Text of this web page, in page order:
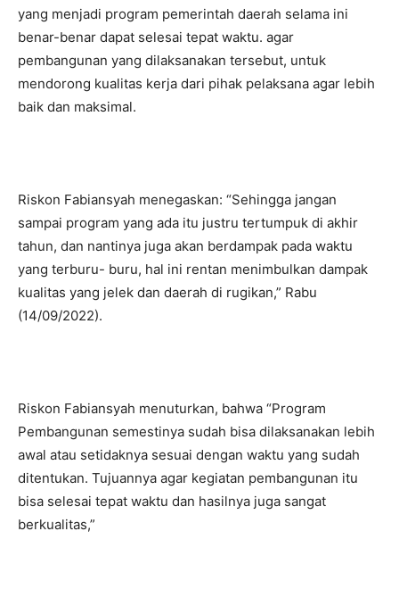
yang menjadi program pemerintah daerah selama ini
benar-benar dapat selesai tepat waktu. agar
pembangunan yang dilaksanakan tersebut, untuk
mendorong kualitas kerja dari pihak pelaksana agar lebih
baik dan maksimal.
Riskon Fabiansyah menegaskan: “Sehingga jangan
sampai program yang ada itu justru tertumpuk di akhir
tahun, dan nantinya juga akan berdampak pada waktu
yang terburu- buru, hal ini rentan menimbulkan dampak
kualitas yang jelek dan daerah di rugikan,” Rabu
(14/09/2022).
Riskon Fabiansyah menuturkan, bahwa “Program
Pembangunan semestinya sudah bisa dilaksanakan lebih
awal atau setidaknya sesuai dengan waktu yang sudah
ditentukan. Tujuannya agar kegiatan pembangunan itu
bisa selesai tepat waktu dan hasilnya juga sangat
berkualitas,”